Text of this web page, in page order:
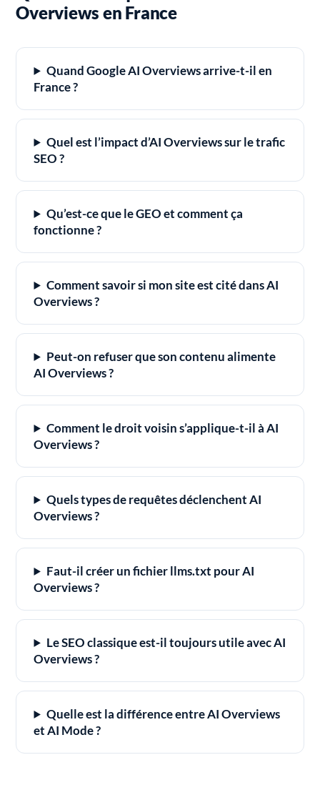
Overviews en France
Quand Google AI Overviews arrive-t-il en
France ?
Quel est l’impact d’AI Overviews sur le trafic
SEO ?
Qu’est-ce que le GEO et comment ça
fonctionne ?
Comment savoir si mon site est cité dans AI
Overviews ?
Peut-on refuser que son contenu alimente
AI Overviews ?
Comment le droit voisin s’applique-t-il à AI
Overviews ?
Quels types de requêtes déclenchent AI
Overviews ?
Faut-il créer un fichier llms.txt pour AI
Overviews ?
Le SEO classique est-il toujours utile avec AI
Overviews ?
Quelle est la différence entre AI Overviews
et AI Mode ?